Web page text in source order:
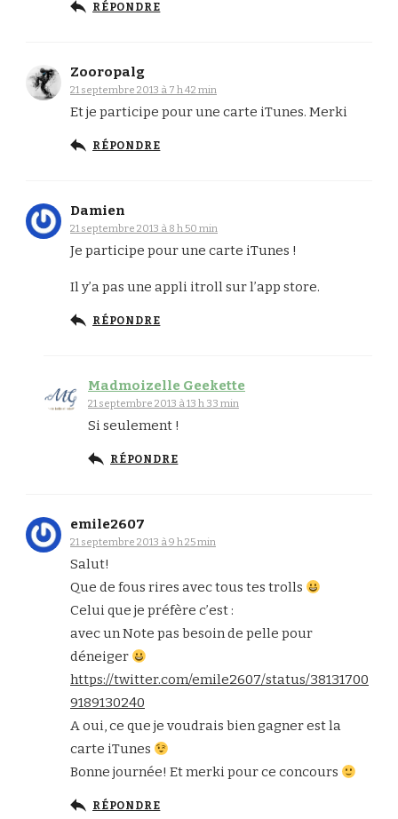
RÉPONDRE
Zooropalg
21 septembre 2013 à 7 h 42 min
Et je participe pour une carte iTunes. Merki
RÉPONDRE
Damien
21 septembre 2013 à 8 h 50 min
Je participe pour une carte iTunes !
Il y’a pas une appli itroll sur l’app store.
RÉPONDRE
Madmoizelle Geekette
21 septembre 2013 à 13 h 33 min
Si seulement !
RÉPONDRE
emile2607
21 septembre 2013 à 9 h 25 min
Salut!
Que de fous rires avec tous tes trolls
Celui que je préfère c’est :
avec un Note pas besoin de pelle pour
déneiger
https://twitter.com/emile2607/status/38131700
9189130240
A oui, ce que je voudrais bien gagner est la
carte iTunes
Bonne journée! Et merki pour ce concours
RÉPONDRE